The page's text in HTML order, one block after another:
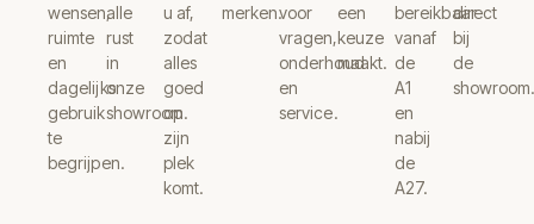
wensen,
ruimte
en
dagelijks
gebruik
te
begrijpen.
alle
rust
in
onze
showroom.
u af,
zodat
alles
goed
op
zijn
plek
komt.
merken.voor
vragen,
onderhoud
en
service.
een
keuze
maakt.
bereikbaar
vanaf
de
A1
en
nabij
de
A27.
direct
bij
de